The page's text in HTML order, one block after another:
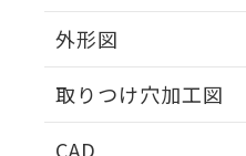
外形図
取りつけ穴加工図
CAD